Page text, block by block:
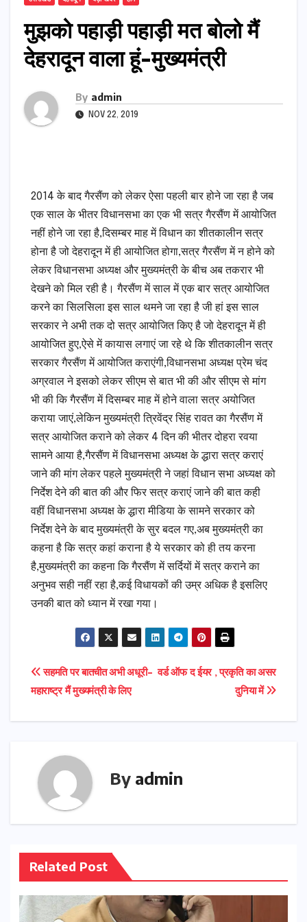
मुझको पहाड़ी पहाड़ी मत बोलो मैं
देहरादून वाला हूं-मुख्यमंत्री
By admin
NOV 22, 2019
2014 के बाद गैरसैंण को लेकर ऐसा पहली बार होने जा रहा है जब
एक साल के भीतर विधानसभा का एक भी सत्र गैरसैंण में आयोजित
नहीं होने जा रहा है,दिसम्बर माह में विधान का शीतकालीन सत्र
होना है जो देहरादून में ही आयोजित होगा,सत्र गैरसैंण में न होने को
लेकर विधानसभा अध्यक्ष और मुख्यमंत्री के बीच अब तकरार भी
देखने को मिल रही है। गैरसैंण में साल में एक बार सत्र आयोजित
करने का सिलसिला इस साल थमने जा रहा है जी हां इस साल
सरकार ने अभी तक दो सत्र आयोजित किए है जो देहरादून में ही
आयोजित हुए,ऐसे में कायास लगाएं जा रहे थे कि शीतकालीन सत्र
सरकार गैरसैंण में आयोजित कराएंगी,विधानसभा अध्यक्ष प्रेम चंद
अग्रवाल ने इसको लेकर सीएम से बात भी की और सीएम से मांग
भी की कि गैरसैंण में दिसम्बर माह में होने वाला सत्र अयोजित
कराया जाएं,लेकिन मुख्यमंत्री त्रिवेंद्र सिंह रावत का गैरसैंण में
सत्र आयोजित कराने को लेकर 4 दिन की भीतर दोहरा रवया
सामने आया है,गैरसैंण में विधानसभा अध्यक्ष के द्धारा सत्र कराएं
जाने की मांग लेकर पहले मुख्यमंत्री ने जहां विधान सभा अध्यक्ष को
निर्देश देने की बात की और फिर सत्र कराएं जाने की बात कही
वहीं विधानसभा अध्यक्ष के द्धारा मीडिया के सामने सरकार को
निर्देश देने के बाद मुख्यमंत्री के सुर बदल गए,अब मुख्यमंत्री का
कहना है कि सत्र कहां कराना है ये सरकार को ही तय करना
है,मुख्यमंत्री का कहना कि गैरसैंण में सर्दियों में सत्र कराने का
अनुभव सही नहीं रहा है,कई विधायकों की उम्र अधिक है इसलिए
उनकी बात को ध्यान में रखा गया।
Post
navigation
वर्ड ऑफ द ईयर , प्रकृति का असर
दुनिया में
सहमति पर बातचीत अभी अधूरी-
महाराष्ट्र मैं मुख्यमंत्री के लिए
By admin
Related Post